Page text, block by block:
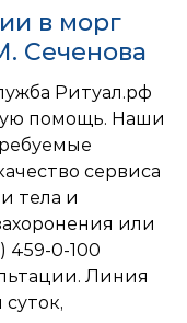
в морг
Сеченова
Ритуал.рф
помощь. Наши
сервиса
тела и
или
459-0-100
Линия